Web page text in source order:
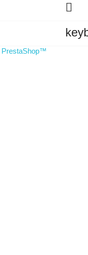

PrestaShop™